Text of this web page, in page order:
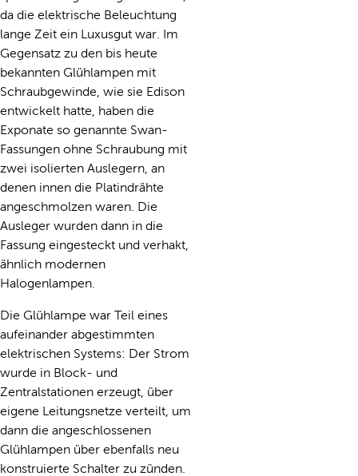
da die elektrische Beleuchtung
lange Zeit ein Luxusgut war. Im
Gegensatz zu den bis heute
bekannten Glühlampen mit
Schraubgewinde, wie sie Edison
entwickelt hatte, haben die
Exponate so genannte Swan-
Fassungen ohne Schraubung mit
zwei isolierten Auslegern, an
denen innen die Platindrähte
angeschmolzen waren. Die
Ausleger wurden dann in die
Fassung eingesteckt und verhakt,
ähnlich modernen
Halogenlampen.
Die Glühlampe war Teil eines
aufeinander abgestimmten
elektrischen Systems: Der Strom
wurde in Block- und
Zentralstationen erzeugt, über
eigene Leitungsnetze verteilt, um
dann die angeschlossenen
Glühlampen über ebenfalls neu
konstruierte Schalter zu zünden.